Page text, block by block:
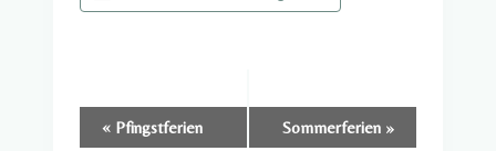
Veranstaltung-
« Pfingstferien Sommerferien »